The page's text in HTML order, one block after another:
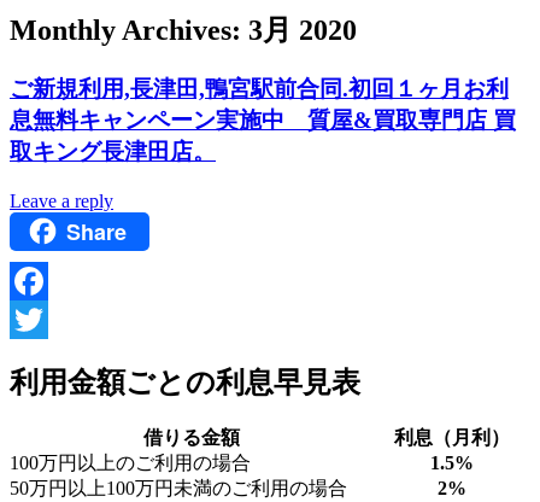
Monthly Archives: 3月 2020
ご新規利用,長津田,鴨宮駅前合同.初回１ヶ月お利
息無料キャンペーン実施中 質屋&買取専門店 買
取キング長津田店。
Leave a reply
Share
Facebook
利用金額ごとの利息早見表
借りる金額
利息（月利）
100万円以上のご利用の場合
1.5%
50万円以上100万円未満のご利用の場合
2%